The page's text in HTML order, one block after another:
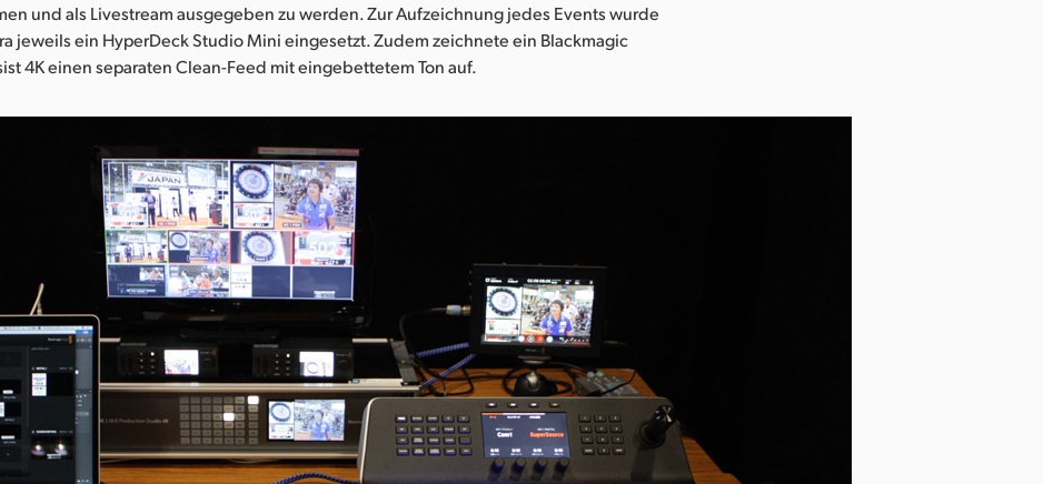
und als Livestream ausgegeben zu werden. Zur Aufzeichnung jedes Events wurde
jeweils ein HyperDeck Studio Mini eingesetzt. Zudem zeichnete ein Blackmagic
4K einen separaten Clean-Feed mit eingebettetem Ton auf.